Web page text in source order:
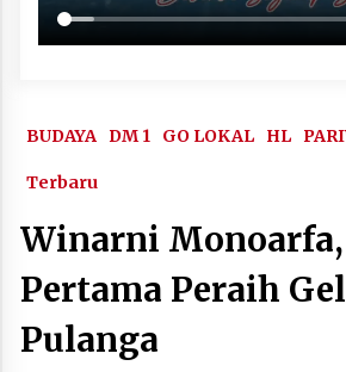
BUDAYA DM 1 GO LOKAL HL
Terbaru
Winarni
Pertama Peraih
Pulanga